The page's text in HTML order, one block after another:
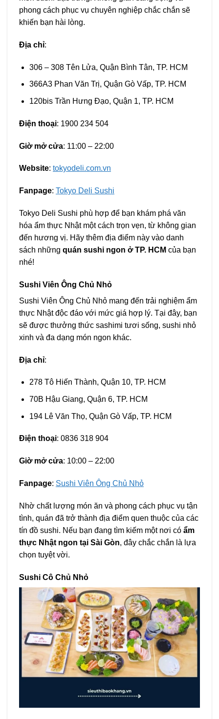
phong cách phục vụ chuyên nghiệp chắc chắn sẽ
khiến bạn hài lòng.
Địa chỉ:
306 – 308 Tên Lửa, Quận Bình Tân, TP. HCM
366A3 Phan Văn Trị, Quận Gò Vấp, TP. HCM
120bis Trần Hưng Đạo, Quận 1, TP. HCM
Điện thoại: 1900 234 504
Giờ mở cửa: 11:00 – 22:00
Website: tokyodeli.com.vn
Fanpage: Tokyo Deli Sushi
Tokyo Deli Sushi phù hợp để bạn khám phá văn
hóa ẩm thực Nhật một cách trọn vẹn, từ không gian
đến hương vị. Hãy thêm địa điểm này vào danh
sách những quán sushi ngon ở TP. HCM của bạn
nhé!
Sushi Viên Ông Chủ Nhỏ
Sushi Viên Ông Chủ Nhỏ mang đến trải nghiệm ẩm
thực Nhật độc đáo với mức giá hợp lý. Tại đây, bạn
sẽ được thưởng thức sashimi tươi sống, sushi nhỏ
xinh và đa dạng món ngon khác.
Địa chỉ:
278 Tô Hiến Thành, Quận 10, TP. HCM
70B Hậu Giang, Quận 6, TP. HCM
194 Lê Văn Thọ, Quận Gò Vấp, TP. HCM
Điện thoại: 0836 318 904
Giờ mở cửa: 10:00 – 22:00
Fanpage: Sushi Viên Ông Chủ Nhỏ
Nhờ chất lượng món ăn và phong cách phục vụ tận
tình, quán đã trở thành địa điểm quen thuộc của các
tín đồ sushi. Nếu bạn đang tìm kiếm một nơi có ẩm
thực Nhật ngon tại Sài Gòn, đây chắc chắn là lựa
chọn tuyệt vời.
Sushi Cô Chủ Nhỏ